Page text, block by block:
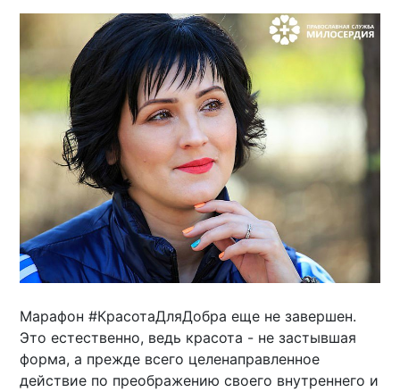
Марафон #КрасотаДляДобра еще не завершен.
Это естественно, ведь красота - не застывшая
форма, а прежде всего целенаправленное
действие по преображению своего внутреннего и